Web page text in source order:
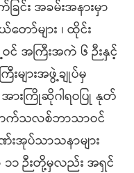
း အခမ်းအနားမှာ
ာ်များ ၊ ထိုင်း
အကြီးအကဲ ၆ ဉီးနှင့်
ျားအဖွဲ့ချုပ်မှ
းကြိုဆိုဂါရဝပြု နုတ်
ကက်သလစ်ဘာသာဝင်
းအုပ်သာသနာများ
၁ ဉီးတို့မှလည်း အရှင်